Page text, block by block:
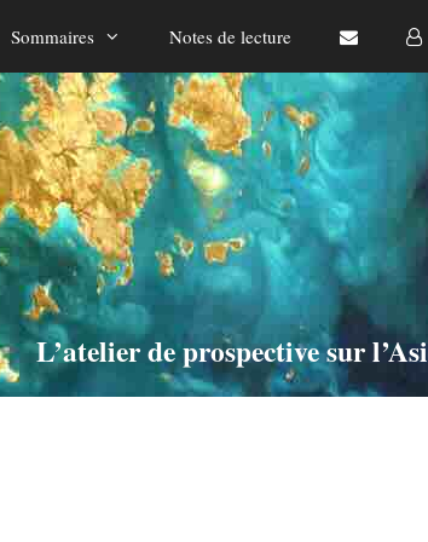
Sommaires Notes de lecture
L’atelier de prospective sur